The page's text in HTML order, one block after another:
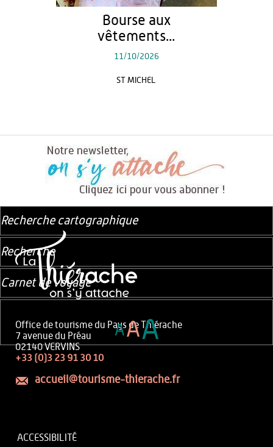
Bourse aux
vêtements...
11/10/2026
ST MICHEL
Office de tourisme du Pays de Thiérache
7 avenue du Préau
02140 VERVINS
+33 (0)3 23 91 30 10
accueil@tourisme-thierache.fr
ACCESSIBILITÉ
Recherche cartographique
Recherche
Carnet de voyage
AAA